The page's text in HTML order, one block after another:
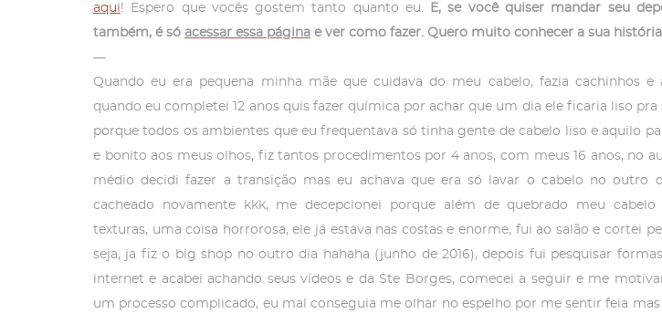
aqui! Espero que vocês gostem tanto quanto eu.
E, se você quiser mandar seu
também, é só acessar essa página e ver como fazer. Quero muito conhecer a sua
—
Quando eu era pequena minha mãe que cuidava do meu cabelo, fazia cachinhos e
quando eu completei 12 anos quis fazer química por achar que um dia ele ficaria liso
porque todos os ambientes que eu frequentava só tinha gente de cabelo liso e aquilo
e bonito aos meus olhos, fiz tantos procedimentos por 4 anos, com meus 16 anos, no
médio decidi fazer a transição mas eu achava que era só lavar o cabelo no outro
cacheado novamente kkk, me decepcionei porque além de quebrado meu cabelo
texturas, uma coisa horrorosa, ele já estava nas costas e enorme, fui ao salão e cortei
seja, ja fiz o big shop no outro dia hahaha (junho de 2016), depois fui pesquisar
internet e acabei achando seus vídeos e da Ste Borges, comecei a seguir e me
um processo complicado, eu mal conseguia me olhar no espelho por me sentir feia